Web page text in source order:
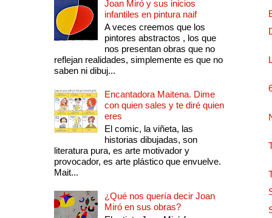
Joan Miró y sus inicios
infantiles en pintura naif
A veces creemos que los
pintores abstractos , los que
nos presentan obras que no
reflejan realidades, simplemente es que no
saben ni dibuj...
Encantadora Maitena. Dime
con quien sales y te diré quien
eres
El comic, la viñeta, las
historias dibujadas, son
literatura pura, es arte motivador y
provocador, es arte plástico que envuelve.
Mait...
¿Qué nos quería decir Joan
Miró en sus obras?